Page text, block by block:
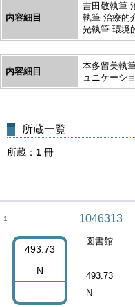
内容細目
吉田敬執筆
執筆 治療的
光執筆 環境
内容細目
本多留美執
ュニケーシ
所蔵一覧
所蔵 1 冊
1
493.73
N
1046313
図書館
493.73
N